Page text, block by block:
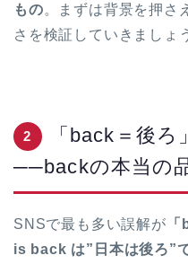
もの。まずは背景を押さ
さを検証していきましょ
2
「back＝後
──backの本当の
SNSで最も多い誤解が
is back は”日本は後ろ”